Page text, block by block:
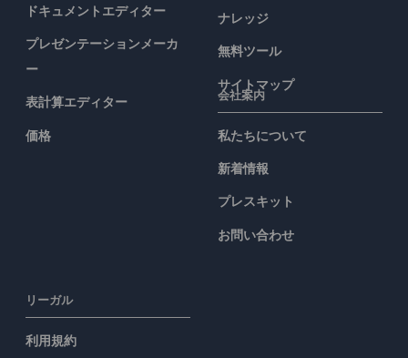
ドキュメントエディター
プレゼンテーションメーカ
ー
表計算エディター
価格
ナレッジ
無料ツール
サイトマップ
会社案内
私たちについて
新着情報
プレスキット
お問い合わせ
リーガル
利用規約